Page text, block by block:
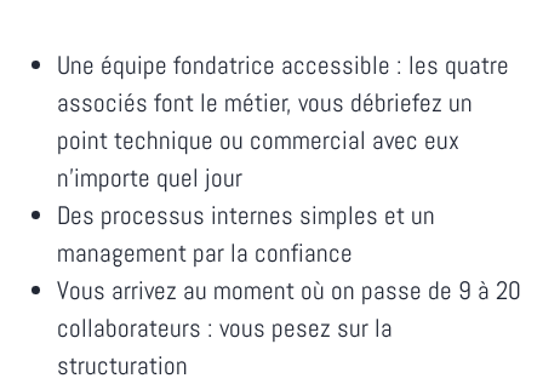
Une équipe fondatrice accessible : les quatre
associés font le métier, vous débriefez un
point technique ou commercial avec eux
n'importe quel jour
Des processus internes simples et un
management par la confiance
Vous arrivez au moment où on passe de 9 à 20
collaborateurs : vous pesez sur la
structuration